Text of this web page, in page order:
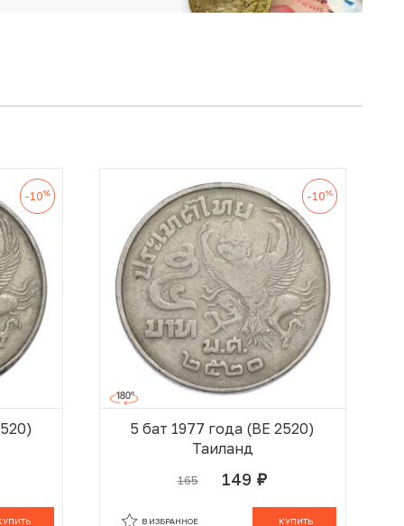
-10% -10%
5 бат 1977 года (BE 2520)
Таиланд
165 149 руб.
КУПИТЬ
В ИЗБРАННОЕ